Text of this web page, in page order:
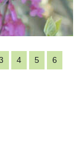
4 5
6